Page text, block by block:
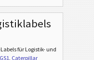
für Logistik- und
GS1, Caterpillar